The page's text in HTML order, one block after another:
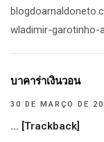
wladimir-garotinho-
บาคาร่าเงินวอน
30 DE MARÇO DE
… [Trackback]